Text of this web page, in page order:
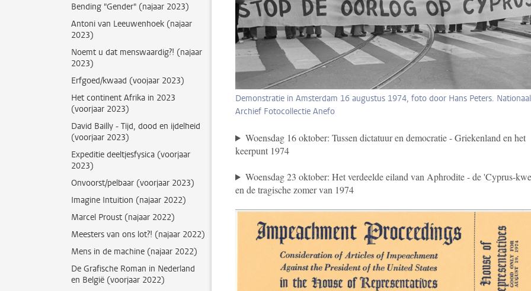
Bending "Gender" (najaar 2023)
Antoni van Leeuwenhoek (najaar
2023)
Noemt u dat menswaardig?! (najaar
2023)
Erfgoed/kwaad (voojaar 2023)
Het continent Afrika in 2023
(voorjaar 2023)
David Bailly - Tijd, dood en ijdelheid
(voorjaar 2023)
Expeditie deeltjesfysica (voorjaar
2023)
Onvoorst/pelbaar (voorjaar 2023)
Imagine Intuition (najaar 2022)
Marcel Proust (najaar 2022)
Meesters van ons lot?! (najaar 2022)
Mens in de machine (najaar 2022)
De Grafische Roman in Nederland
en België (voorjaar 2022)
Demonstratie in Amsterdam 16 augustus 1974, foto door Hans Peters. Nationaal
Archief Fotocollectie Anefo
Woensdag 16 oktober: Tussen dictatuur en democratie - Griekenland en het
keerpunt 1974
Woensdag 23 oktober: Het verdeelde eiland van Aphrodite - de 'Cyprus-
en de tragische zomer van 1974